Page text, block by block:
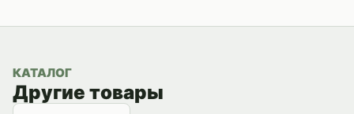
КАТАЛОГ
Другие товары